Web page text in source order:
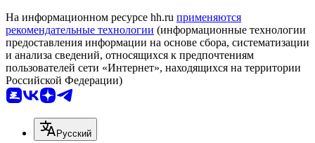
На информационном ресурсе hh.ru применяются
рекомендательные технологии (информационные технологии
предоставления информации на основе сбора, систематизации
и анализа сведений, относящихся к предпочтениям
пользователей сети «Интернет», находящихся на территории
Российской Федерации)
Русский